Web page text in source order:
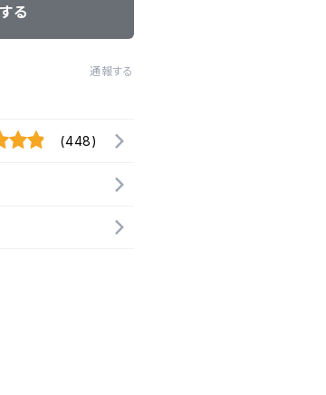
る
通報する
(448)